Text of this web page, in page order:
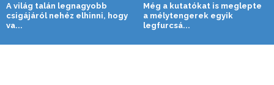
A világ talán legnagyobb
csigájáról nehéz elhinni, hogy
va...
Még a kutatókat is meglepte
a mélytengerek egyik
legfurcsá...